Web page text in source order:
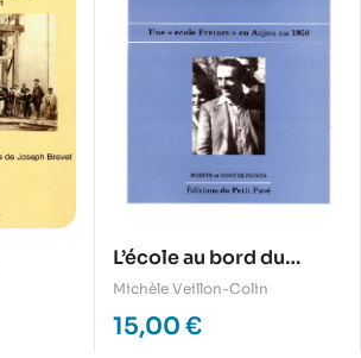
L’école au bord du
monde, une « école
Freinet » en Anjou en
1950
Michèle Veillon-Colin
15,00 €